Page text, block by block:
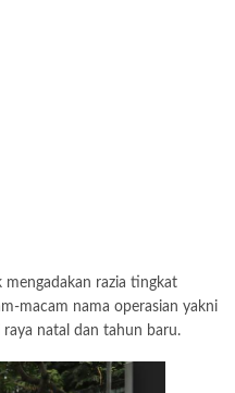
mengadakan razia tingkat
macam nama operasian yakni
raya natal dan tahun baru.